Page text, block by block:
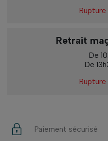
Retrait
De
De
Paiement sécurisé